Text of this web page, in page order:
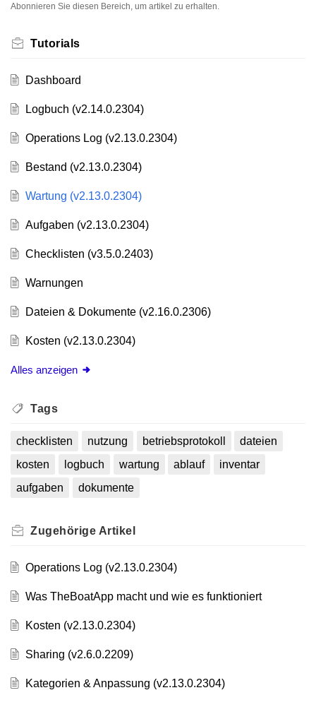
Abonnieren Sie diesen Bereich, um artikel zu erhalten.
Tutorials
Dashboard
Logbuch (v2.14.0.2304)
Operations Log (v2.13.0.2304)
Bestand (v2.13.0.2304)
Wartung (v2.13.0.2304)
Aufgaben (v2.13.0.2304)
Checklisten (v3.5.0.2403)
Warnungen
Dateien & Dokumente (v2.16.0.2306)
Kosten (v2.13.0.2304)
Alles anzeigen
Tags
checklisten nutzung betriebsprotokoll
dateien
kosten
logbuch wartung ablauf
inventar
aufgaben
dokumente
Zugehörige Artikel
Operations Log (v2.13.0.2304)
Was TheBoatApp macht und wie es funktioniert
Kosten (v2.13.0.2304)
Sharing (v2.6.0.2209)
Kategorien & Anpassung (v2.13.0.2304)